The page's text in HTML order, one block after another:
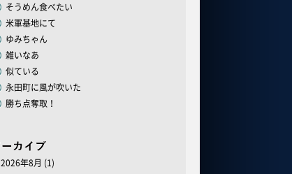
そうめん食べたい
米軍基地にて
ゆみちゃん
雑いなあ
似ている
永田町に風が吹いた
勝ち点奪取！
2026年8月 (1)